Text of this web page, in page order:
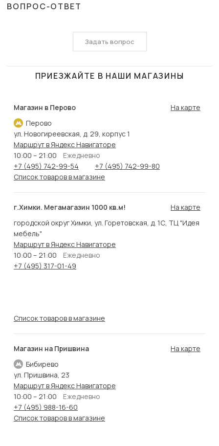
ВОПРОС-ОТВЕТ
Задать вопрос
ПРИЕЗЖАЙТЕ В НАШИ МАГАЗИНЫ
Магазин в Перово
Перово
На карте
ул. Новогиреевская, д. 29, корпус 1
Маршрут в Яндекс Навигаторе
10:00 – 21:00
Ежедневно
+7 (495) 742-99-54
+7 (495) 742-99-80
Список товаров в магазине
г.Химки. Мегамагазин 1000 кв.м!
На карте
городской округ Химки, ул. Горетовская, д. 1С, ТЦ "Идея
мебель"
Маршрут в Яндекс Навигаторе
10:00 – 21:00
Ежедневно
+7 (495) 317-01-49
Список товаров в магазине
Магазин на Пришвина
Бибирево
На карте
ул. Пришвина, 23
Маршрут в Яндекс Навигаторе
10:00 – 21:00
Ежедневно
+7 (495) 988-16-60
Список товаров в магазине